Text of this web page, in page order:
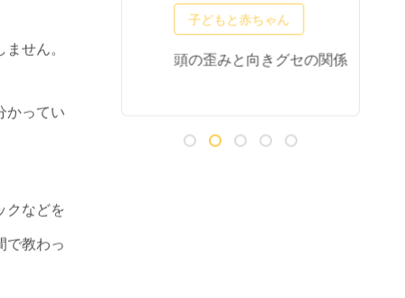
せん。
かってい
クなどを
で教わっ
ナツ枕は使
子どもと赤ちゃん
頭の歪みと向きグセの関係